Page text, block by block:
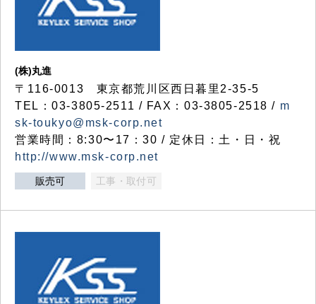
(株)丸進
〒116-0013 東京都荒川区西日暮里2-35-5
TEL：03-3805-2511 / FAX：03-3805-2518 / m
sk-toukyo@msk-corp.net
営業時間：8:30〜17：30 / 定休日：土・日・祝
http://www.msk-corp.net
販売可 工事・取付可